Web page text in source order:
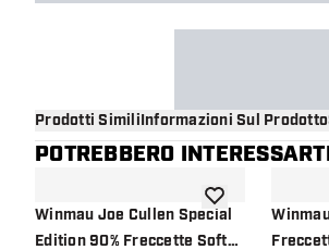
Prodotti SimiliInformazioni Sul Prodotto
POTREBBERO
Winmau Joe Cullen Special
Edition 90% Freccette Soft
aggiungi alla lista